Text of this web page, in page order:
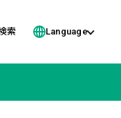
索 Language